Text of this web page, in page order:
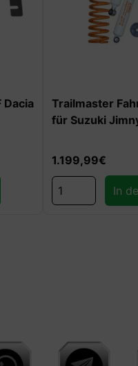
Trailmaster
für Suzuki Jimny
1.199,99€
In den